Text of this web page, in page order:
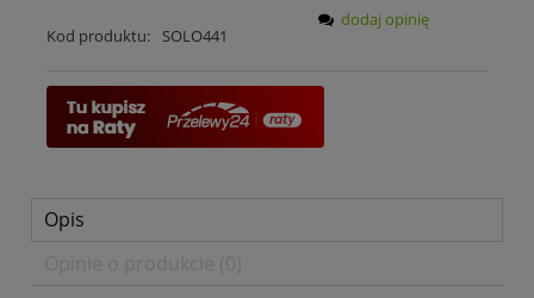
Kod produktu: SOLO441
dodaj opinię
Opis